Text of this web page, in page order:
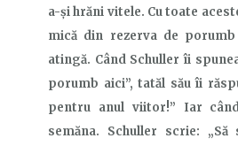
a-și hrăni vitele. Cu toate
mică din rezerva de
atingă. Când Schuller îi
porumb aici”, tatăl său îi
pentru anul viitor!” Iar
semăna. Schuller scrie: